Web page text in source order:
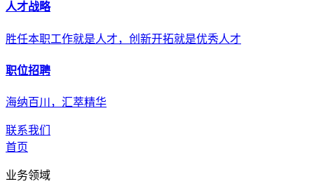
人才战略
胜任本职工作就是人才，创新开拓就是优秀人才
职位招聘
海纳百川，汇萃精华
联系我们
首页
业务领域